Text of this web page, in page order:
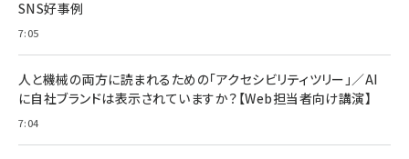
SNS好事例
7:05
人と機械の両方に読まれるための「アクセシビリティツリー」／AI
に自社ブランドは表示されていますか？【Web担当者向け講演】
7:04